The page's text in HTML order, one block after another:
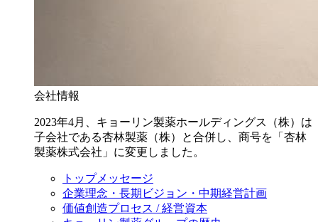
会社情報
2023年4月、キョーリン製薬ホールディングス（株）は
子会社である杏林製薬（株）と合併し、商号を「杏林
製薬株式会社」に変更しました。
トップメッセージ
企業理念・長期ビジョン・中期経営計画
価値創造プロセス / 経営資本